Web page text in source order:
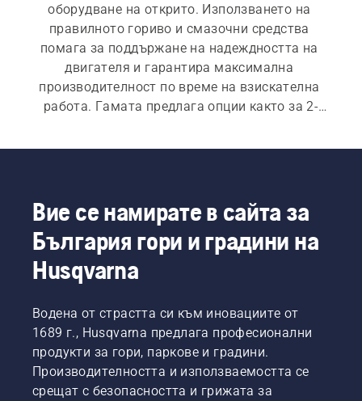
оборудване на открито. Използването на
правилното гориво и смазочни средства
помага за поддържане на надеждността на
двигателя и гарантира максимална
производителност по време на взискателна
работа. Гамата предлага опции както за 2-
Вие се намирате в сайта за
България гори и градини на
Husqvarna
Водена от страстта си към иновациите от
1689 г., Husqvarna предлага професионални
продукти за гори, паркове и градини.
Производителността и използваемостта се
срещат с безопасността и грижата за